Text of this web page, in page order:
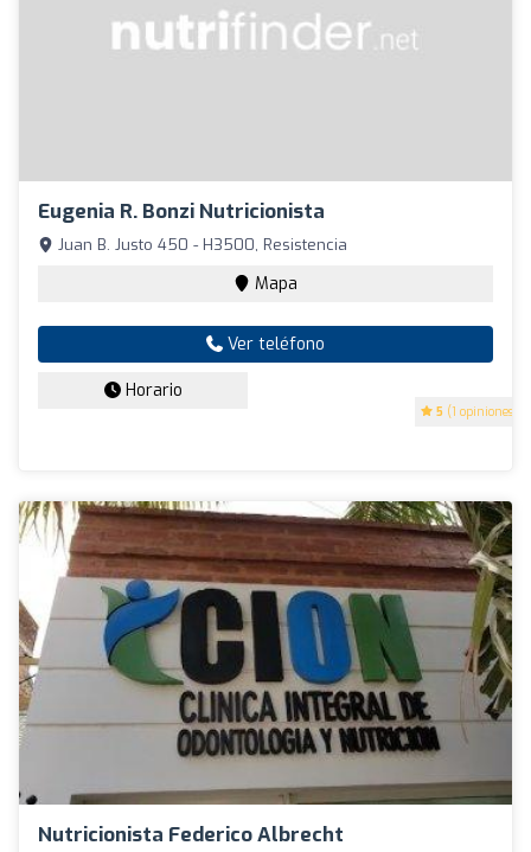
Eugenia R. Bonzi Nutricionista
5 (1 opiniones)
Juan B. Justo 450 - H3500, Resistencia
Mapa
Ver teléfono
Horario
Nutricionista Federico Albrecht